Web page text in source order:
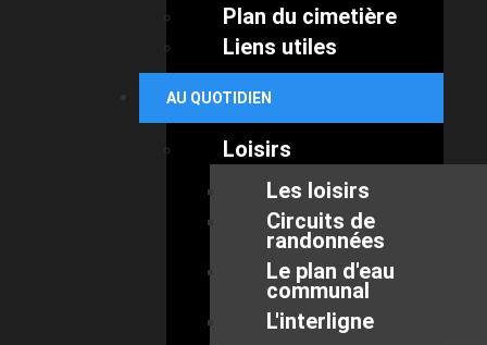
Plan du cimetière
Liens utiles
AU QUOTIDIEN
Loisirs
Les loisirs
Circuits de
randonnées
Le plan d'eau
communal
L'interligne